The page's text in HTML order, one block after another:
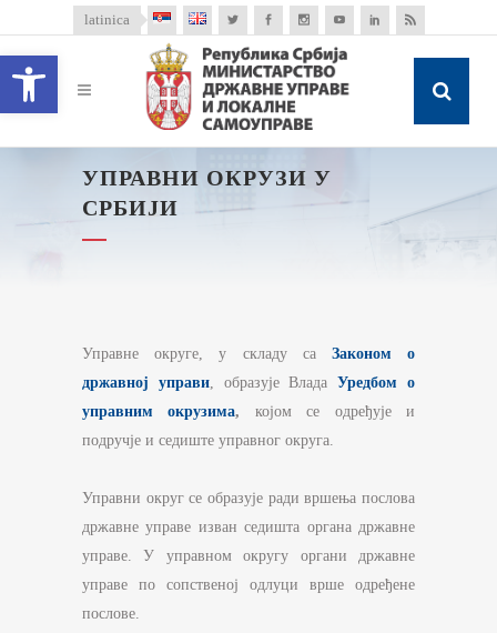
Open toolbar
latinica
УПРАВНИ ОКРУЗИ У
СРБИЈИ
Управне округе, у складу са Законом о
државној управи, образује ВладаУредбом о
управним окрузима, којом се одређује и
подручје и седиште управног округа.
Управни округ се образује ради вршења послова
државне управе изван седишта органа државне
управе. У управном округу органи државне
управе по сопственој одлуци врше одређене
послове.